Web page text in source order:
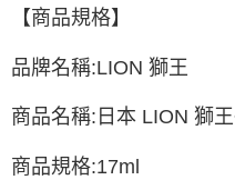
【商品規格】
品牌名稱:LION 獅王
商品名稱:日本 LION 獅
商品規格:17ml